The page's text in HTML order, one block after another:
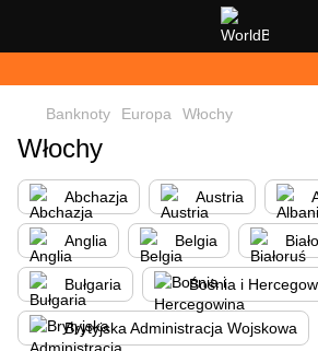
Banknoty Europa Włochy
Włochy
Abchazja Austria
Anglia Belgia
Bułgaria Bośnia i
Brytyjska Administracja Wojskowa